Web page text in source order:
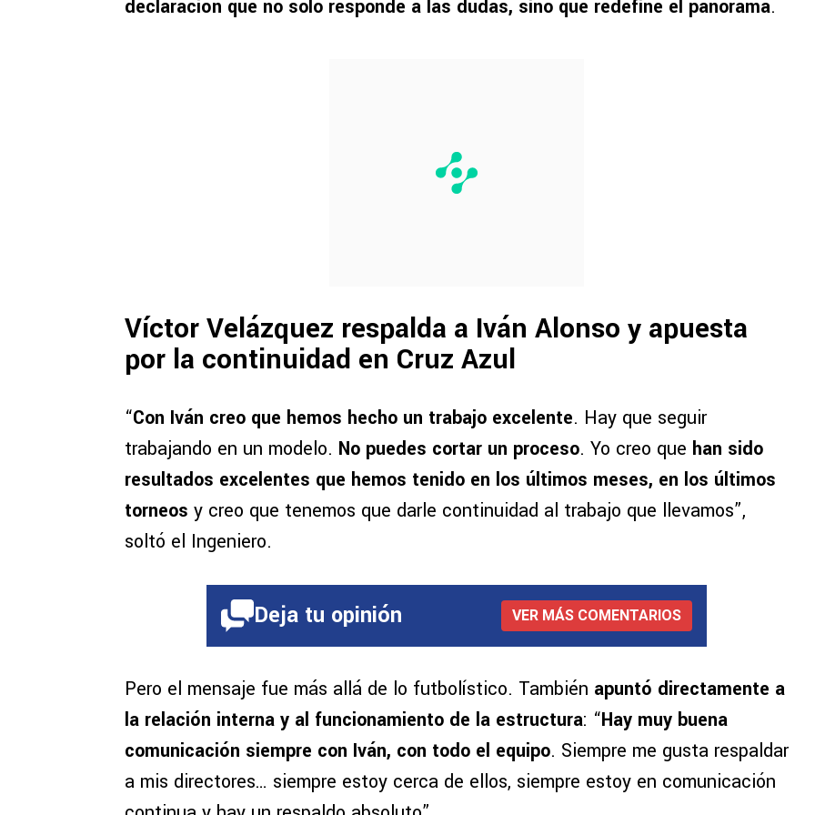
declaración que no solo responde a las dudas, sino que redefine el panorama.
Víctor Velázquez respalda a Iván Alonso y apuesta
por la continuidad en Cruz Azul
“Con Iván creo que hemos hecho un trabajo excelente. Hay que seguir
trabajando en un modelo. No puedes cortar un proceso. Yo creo que han sido
resultados excelentes que hemos tenido en los últimos meses, en los últimos
torneos y creo que tenemos que darle continuidad al trabajo que llevamos”,
soltó el Ingeniero.
Deja tu opinión VER MÁS COMENTARIOS
Pero el mensaje fue más allá de lo futbolístico. También apuntó directamente a
la relación interna y al funcionamiento de la estructura: “Hay muy buena
comunicación siempre con Iván, con todo el equipo. Siempre me gusta respaldar
a mis directores… siempre estoy cerca de ellos, siempre estoy en comunicación